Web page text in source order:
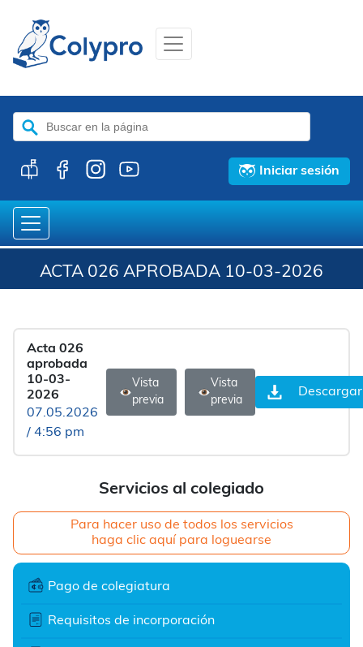
Buscar:
Iniciar sesión
ACTA 026 APROBADA 10-03-2026
Servicios al colegiado
Para hacer uso de todos los servicios
haga clic aquí para loguearse
Pago de colegiatura
Requisitos de incorporación
Acta 026
aprobada
10-03-
2026
07.05.2026
/ 4:56 pm
Vista
previa
Vista
previa
Descargar